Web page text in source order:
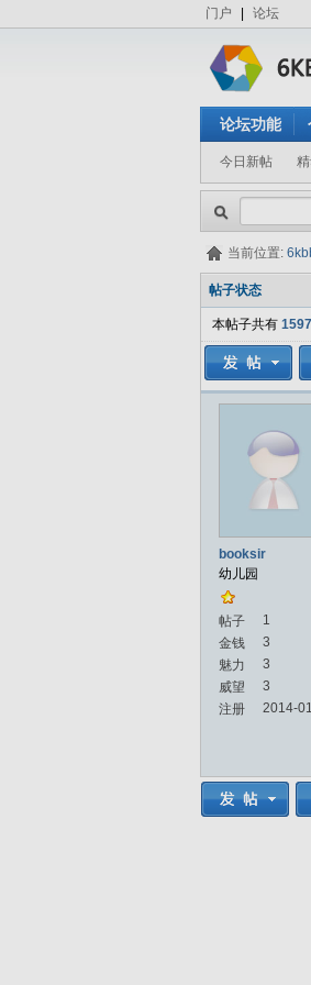
门户 论坛
论坛功能
今日新帖
当前位置:
帖子状态
本帖子共有 1597
booksir
幼儿园
帖子
1
金钱
3
魅力
3
威望
3
注册
2014-